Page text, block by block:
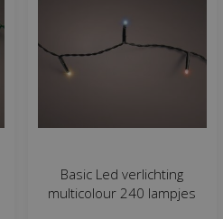
Basic Led verlichting
multicolour 240 lampjes